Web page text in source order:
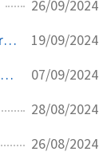
26/09/2024
Busca contra deputados federais por crítica ao STF 19/09/2024
Multa diária de R$50 mil para uso de VPN no X 07/09/2024
28/08/2024
26/08/2024